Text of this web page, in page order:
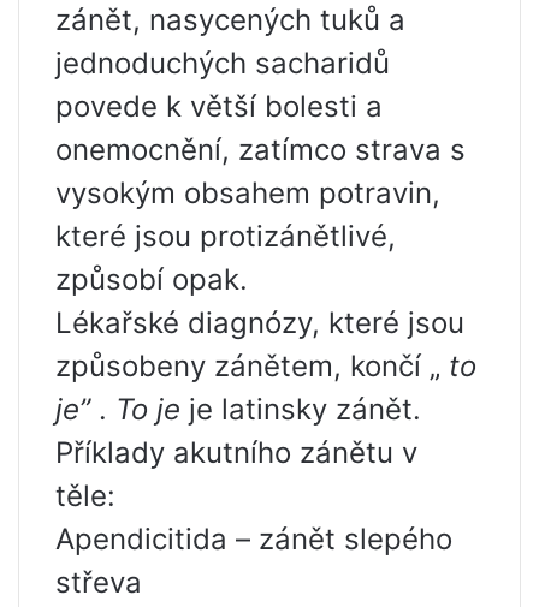
zánět, nasycených tuků a
jednoduchých sacharidů
povede k větší bolesti a
onemocnění, zatímco strava s
vysokým obsahem potravin,
které jsou protizánětlivé,
způsobí opak.
Lékařské diagnózy, které jsou
způsobeny zánětem, končí „ to
je”. To je je latinsky zánět.
Příklady akutního zánětu v
těle:
Apendicitida – zánět slepého
střeva